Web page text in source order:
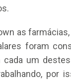
as
foram
cada um
por